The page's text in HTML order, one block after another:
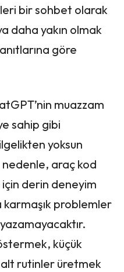
bir sohbet olarak
daha yakın olmak
göre
muazzam
sahip gibi
yoksun
nedenle, araç kod
derin deneyim
problemler
küçük
rutinler üretmek